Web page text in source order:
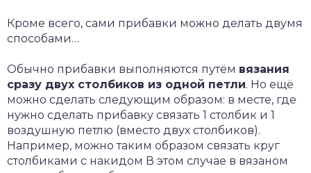
Кроме всего, сами прибавки можно делать двумя
способами…
Обычно прибавки выполняются путём вязания
сразу двух столбиков из одной петли. Но ещё
можно сделать следующим образом: в месте, где
нужно сделать прибавку связать 1 столбик и 1
воздушную петлю (вместо двух столбиков).
Например, можно таким образом связать круг
столбиками с накидом В этом случае в вязаном